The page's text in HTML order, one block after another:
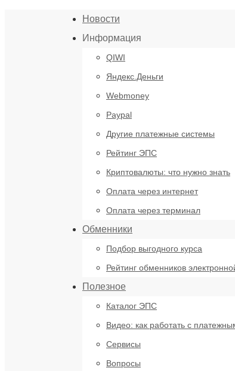
Новости
Информация
QIWI
Яндекс.Деньги
Webmoney
Paypal
Другие платежные системы
Рейтинг ЭПС
Криптовалюты: что нужно знать
Оплата через интернет
Оплата через терминал
Обменники
Подбор выгодного курса
Рейтинг обменников
Полезное
Каталог ЭПС
Видео: как работать с
Сервисы
Вопросы